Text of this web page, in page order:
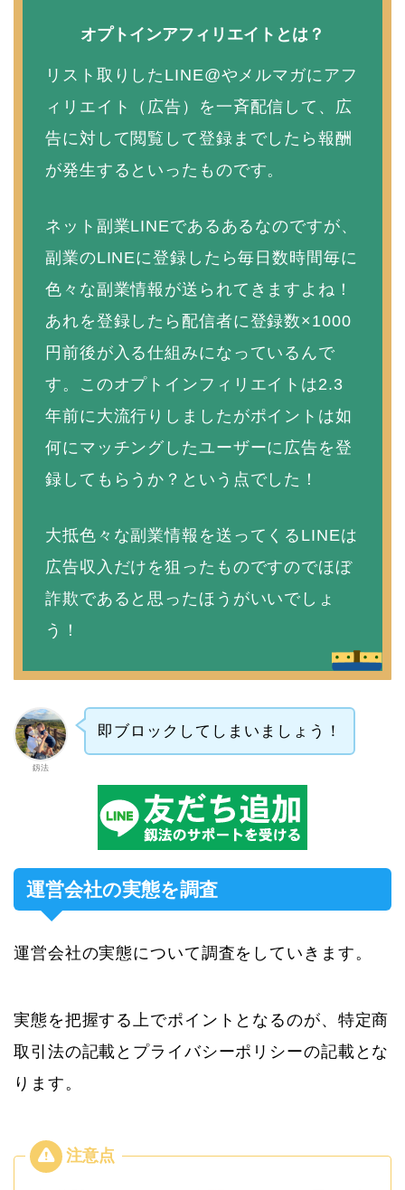
オプトインアフィリエイトとは？
リスト取りしたLINE@やメルマガにアフ
ィリエイト（広告）を一斉配信して、広
告に対して閲覧して登録までしたら報酬
が発生するといったものです。
ネット副業LINEであるあるなのですが、
副業のLINEに登録したら毎日数時間毎に
色々な副業情報が送られてきますよね！
あれを登録したら配信者に登録数×1000
円前後が入る仕組みになっているんで
す。このオプトインフィリエイトは2.3
年前に大流行りしましたがポイントは如
何にマッチングしたユーザーに広告を登
録してもらうか？という点でした！
大抵色々な副業情報を送ってくるLINEは
広告収入だけを狙ったものですのでほぼ
詐欺であると思ったほうがいいでしょ
う！
釼法
即ブロックしてしまいましょう！
運営会社の実態を調査
運営会社の実態について調査をしていきます。
実態を把握する上でポイントとなるのが、特定商
取引法の記載とプライバシーポリシーの記載とな
ります。